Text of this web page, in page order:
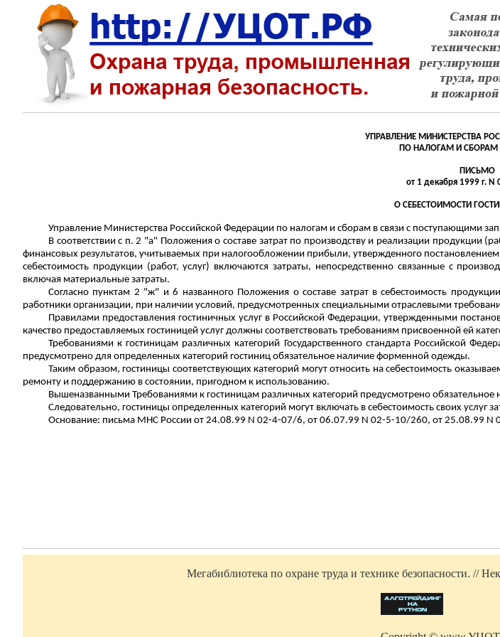
УПРАВЛЕНИЕ МИНИСТЕРСТВА
ПО НАЛОГАМ И СБОРАМ
ПИСЬМО
от 1 декабря 1999 г.
О СЕБЕСТОИМОСТИ
Управление Министерства Российской Федерации по налогам и сборам в связи с поступающими
В соответствии с п. 2 "а" Положения о составе затрат по производству и реализации продукции
финансовых результатов, учитываемых при налогообложении прибыли, утвержденного
себестоимость продукции (работ, услуг) включаются затраты, непосредственно связанные с
включая материальные затраты.
Согласно пунктам 2 "ж" и 6 названного Положения о составе затрат в себестоимость
работники организации, при наличии условий, предусмотренных специальными отраслевыми
Правилами предоставления гостиничных услуг в Российской Федерации, утвержденными
качество предоставляемых гостиницей услуг должны соответствовать требованиям присвоенной ей
Требованиями к гостиницам различных категорий Государственного стандарта Российской
предусмотрено для определенных категорий гостиниц обязательное наличие форменной одежды.
Таким образом, гостиницы соответствующих категорий могут относить на себестоимость
ремонту и поддержанию в состоянии, пригодном к использованию.
Вышеназванными Требованиями к гостиницам различных категорий предусмотрено обязательное
Следовательно, гостиницы определенных категорий могут включать в себестоимость своих услуг
Основание: письма МНС России от 24.08.99 N 02-4-07/6, от 06.07.99 N 02-5-10/260, от 25.08.99 N
Мегабиблиотека по охране труда и технике безопасности. //